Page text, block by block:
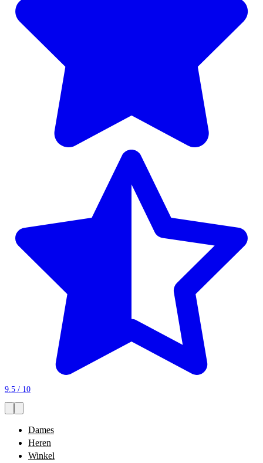
9.5 / 10
Dames
Heren
Winkel